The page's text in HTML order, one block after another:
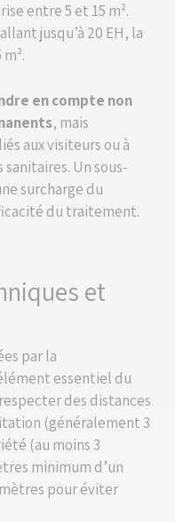
entre 5 et 15 m².
jusqu’à 20 EH, la
en compte non
, mais
aux visiteurs ou à
Un sous-
surcharge du
du traitement.
et
par la
essentiel du
des distances
(généralement 3
(au moins 3
minimum d’un
pour éviter